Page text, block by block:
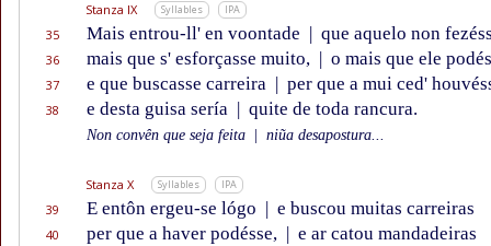
Stanza IX Syllables IPA
35 Mais entrou-ll' en voontade | que aquelo non
36 mais que s' esforçasse muito, | o mais que ele
37 e que buscasse carreira | per que a mui ced'
38 e desta guisa sería | quite de toda rancura.
Non convên que seja feita niũa desapostura...
Stanza X Syllables IPA
39 E entôn ergeu-se lógo | e buscou muitas carreiras
40 per que a haver podésse, | e ar catou mandadeiras